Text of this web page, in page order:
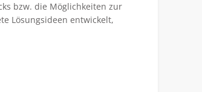
bzw. die Möglichkeiten zur
Lösungsideen entwickelt,